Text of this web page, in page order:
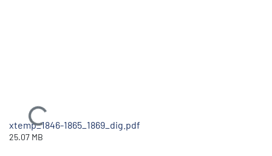
Ladataan...
xtemp_1846-1865_1869_dig.pdf
25.07 MB